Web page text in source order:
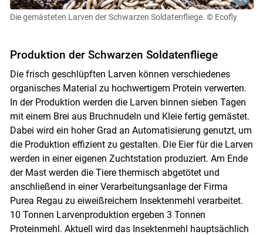
Die gemästeten Larven der Schwarzen Soldatenfliege. © Ecofly
Produktion der Schwarzen Soldatenfliege
Die frisch geschlüpften Larven können verschiedenes
organisches Material zu hochwertigem Protein verwerten.
In der Produktion werden die Larven binnen sieben Tagen
mit einem Brei aus Bruchnudeln und Kleie fertig gemästet.
Dabei wird ein hoher Grad an Automatisierung genutzt, um
die Produktion effizient zu gestalten. Die Eier für die Larven
werden in einer eigenen Zuchtstation produziert. Am Ende
der Mast werden die Tiere thermisch abgetötet und
anschließend in einer Verarbeitungsanlage der Firma
Purea Regau zu eiweißreichem Insektenmehl verarbeitet.
10 Tonnen Larvenproduktion ergeben 3 Tonnen
Proteinmehl. Aktuell wird das Insektenmehl hauptsächlich